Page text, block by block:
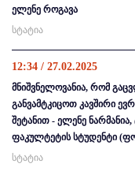
ელენე როგავა
სტატია
12:34 / 27.02.2025
მნიშვნელოვანია, რომ
განვამტკიცოთ კავშირი
შეტანით - ელენე
ფაკულტეტის სტუდენტი
სტატია